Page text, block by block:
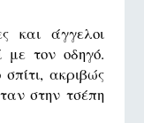
και άγγελοι
με τον οδηγό.
ακριβώς
στην τσέπη